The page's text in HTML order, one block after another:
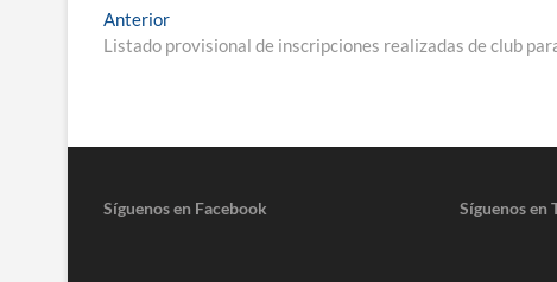
Navegación
de
AnteriorEntrada
anterior:
Listado provisional de inscripciones realizadas de club
Síguenos en Facebook Síguenos en